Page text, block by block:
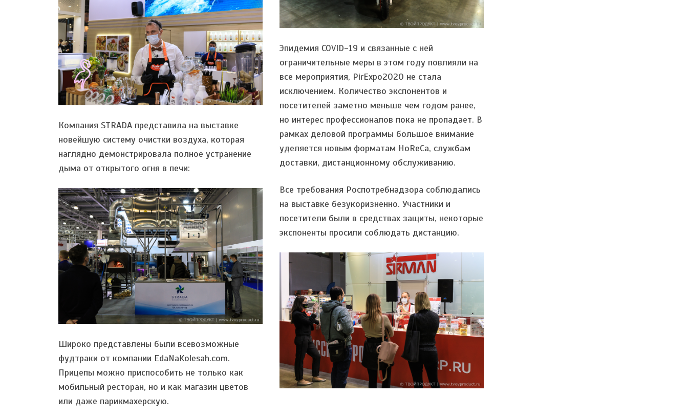
Компания STRADA представила на выставке
новейшую систему очистки воздуха, которая
наглядно демонстрировала полное устранение
дыма от открытого огня в печи:
Широко представлены были всевозможные
фудтраки от компании EdaNaKolesah.com.
Прицепы можно приспособить не только как
мобильный ресторан, но и как магазин цветов
или даже парикмахерскую.
Эпидемия COVID-19 и связанные с ней
ограничительные меры в этом году повлияли на
все мероприятия, PirExpo2020 не стала
исключением. Количество экспонентов и
посетителей заметно меньше чем годом ранее,
но интерес профессионалов пока не пропадает. В
рамках деловой программы большое внимание
уделяется новым форматам HoReCa, службам
доставки, дистанционному обслуживанию.
Все требования Роспотребнадзора соблюдались
на выставке безукоризненно. Участники и
посетители были в средствах защиты, некоторые
экспоненты просили соблюдать дистанцию.